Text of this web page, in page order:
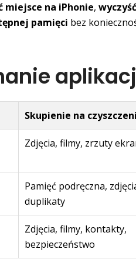
miejsce na iPhonie, wyczyść
pamięci bez
Skupienie na
Zdjęcia, filmy, zrzuty
Pamięć podręczna,
duplikaty
Zdjęcia, filmy, kontakty,
bezpieczeństwo